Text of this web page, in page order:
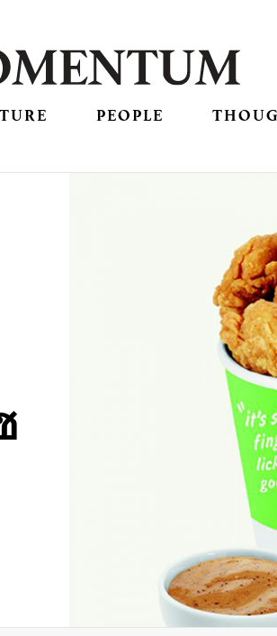
PEOPLE